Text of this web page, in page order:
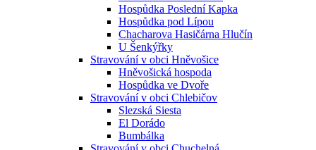
Hospůdka Poslední Kapka
Hospůdka pod Lípou
Chacharova Hasičárna Hlučín
U Šenkýřky
Stravování v obci Hněvošice
Hněvošická hospoda
Hospůdka ve Dvoře
Stravování v obci Chlebičov
Slezská Siesta
El Dorádo
Bumbálka